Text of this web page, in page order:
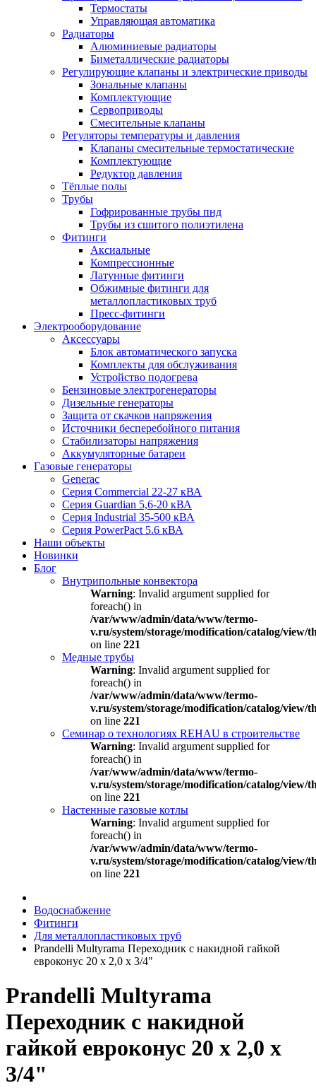
Термостаты
Управляющая автоматика
Радиаторы
Алюминиевые радиаторы
Биметаллические радиаторы
Регулирующие клапаны и электрические приводы
Зональные клапаны
Комплектующие
Сервоприводы
Смесительные клапаны
Регуляторы температуры и давления
Клапаны смесительные термостатические
Комплектующие
Редуктор давления
Тёплые полы
Трубы
Гофрированные трубы пнд
Трубы из сшитого полиэтилена
Фитинги
Аксиальные
Компрессионные
Латунные фитинги
Обжимные фитинги для
металлопластиковых труб
Пресс-фитинги
Электрооборудование
Аксессуары
Блок автоматического запуска
Комплекты для обслуживания
Устройство подогрева
Бензиновые электрогенераторы
Дизельные генераторы
Защита от скачков напряжения
Источники бесперебойного питания
Стабилизаторы напряжения
Аккумуляторные батареи
Газовые генераторы
Generac
Серия Commercial 22-27 кВА
Серия Guardian 5,6-20 кВА
Серия Industrial 35-500 кВА
Серия PowerPact 5.6 кВА
Наши объекты
Новинки
Блог
Внутрипольные конвектора
Warning: Invalid argument supplied for
foreach() in
/var/www/admin/data/www/termo-
v.ru/system/storage/modification/catalog/view/
on line 221
Медные трубы
Warning: Invalid argument supplied for
foreach() in
/var/www/admin/data/www/termo-
v.ru/system/storage/modification/catalog/view/
on line 221
Семинар о технологиях REHAU в строительстве
Warning: Invalid argument supplied for
foreach() in
/var/www/admin/data/www/termo-
v.ru/system/storage/modification/catalog/view/
on line 221
Настенные газовые котлы
Warning: Invalid argument supplied for
foreach() in
/var/www/admin/data/www/termo-
v.ru/system/storage/modification/catalog/view/
on line 221
Водоснабжение
Фитинги
Для металлопластиковых труб
Prandelli Multyrama Переходник с накидной гайкой
евроконус 20 х 2,0 х 3/4"
Prandelli Multyrama
Переходник с накидной
гайкой евроконус 20 х 2,0 х
3/4"